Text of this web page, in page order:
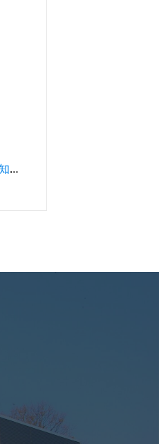
2024年度アスルクラロ沼津ガールズU12 体験練習会のお知らせ